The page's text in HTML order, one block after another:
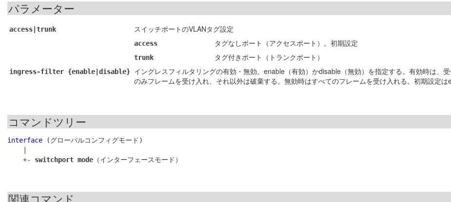
パラメーター
access|trunk スイッチポートのVLANタグ設定
access タグなしポート（アクセスポート）。初期設定
trunk タグ付きポート（トランクポート）
ingress-filter {enable|disable} イングレスフィルタリングの有効・無効。enable（有効）かdisable（無効）を指定する。有効時は、
のみフレームを受け入れ、それ以外は破棄する。無効時はすべてのフレームを受け入れる。初期設定は
コマンドツリー
interface (グローバルコンフィグモード)
    +-
switchport mode
関連コマンド